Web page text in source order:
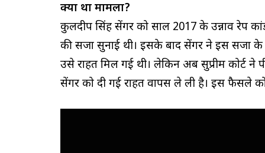
क्या था मामला?
कुलदीप सिंह सेंगर को साल 2017 के उन्नाव रेप
की सजा सुनाई थी। इसके बाद सेंगर ने इस सजा के
उसे राहत मिल गई थी। लेकिन अब सुप्रीम कोर्ट ने
सेंगर को दी गई राहत वापस ले ली है। इस फैसले